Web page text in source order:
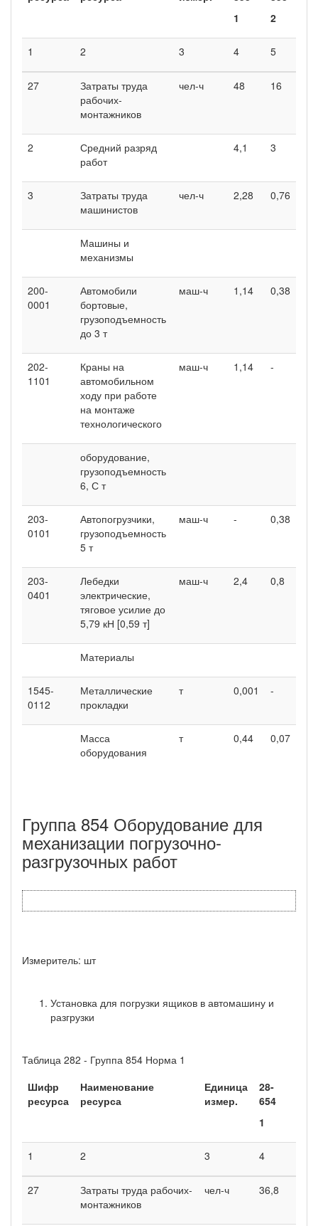
1
2
1 2 3 4 5
27
Затраты труда
рабочих-
монтажников
чел-ч 48 16
2
Средний разряд
работ
4,1 3
3
Затраты труда
машинистов
чел-ч 2,28 0,76
Машины и
механизмы
200-
0001
Автомобили
бортовые,
грузоподъемность
до 3 т
маш-ч 1,14 0,38
202-
1101
Краны на
автомобильном
ходу при работе
на монтаже
технологического
маш-ч 1,14 -
оборудование,
грузоподъемность
6, С т
203-
0101
Автопогрузчики,
грузоподъемность
5 т
маш-ч - 0,38
203-
0401
Лебедки
электрические,
тяговое усилие до
5,79 кН [0,59 т]
маш-ч 2,4 0,8
Материалы
1545-
0112
Металлические
прокладки
т 0,001 -
Масса
оборудования
т 0,44 0,07
Группа 854 Оборудование для
механизации погрузочно-
разгрузочных работ
Измеритель: шт
Установка для погрузки ящиков в автомашину и
разгрузки
Таблица 282 - Группа 854 Норма 1
Шифр
ресурса
Наименование
ресурса
Единица
измер.
28-
654
1
1 2 3 4
27
Затраты труда рабочих-
монтажников
чел-ч 36,8